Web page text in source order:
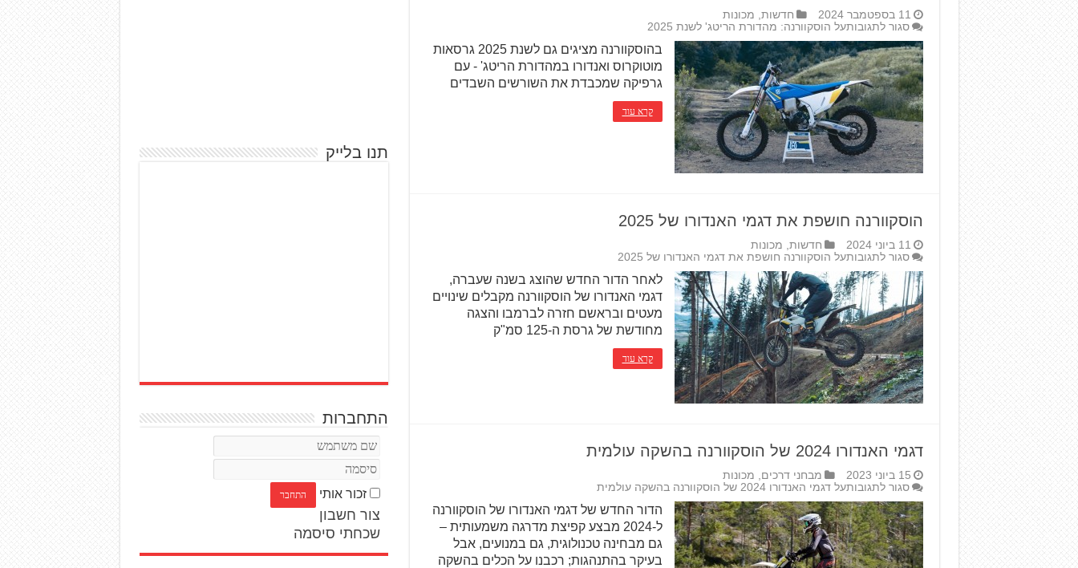
11 בספטמבר 2024 חדשות, מכונות
סגור לתגובותעל הוסקוורנה: מהדורת הריטג' לשנת 2025
בהוסקוורנה מציגים גם לשנת 2025 גרסאות
מוטוקרוס ואנדורו במהדורת הריטג' - עם
גרפיקה שמכבדת את השורשים השבדים
קרא עוד
הוסקוורנה חושפת את דגמי האנדורו של 2025
11 ביוני 2024 חדשות, מכונות
סגור לתגובותעל הוסקוורנה חושפת את דגמי האנדורו של 2025
לאחר הדור החדש שהוצג בשנה שעברה,
דגמי האנדורו של הוסקוורנה מקבלים שינויים
מעטים ובראשם חזרה לברמבו והצגה
מחודשת של גרסת ה-125 סמ"ק
קרא עוד
דגמי האנדורו 2024 של הוסקוורנה בהשקה עולמית
15 ביוני 2023 מבחני דרכים, מכונות
סגור לתגובותעל דגמי האנדורו 2024 של הוסקוורנה בהשקה עולמית
הדור החדש של דגמי האנדורו של הוסקוורנה
ל-2024 מבצע קפיצת מדרגה משמעותית –
גם מבחינה טכנולוגית, גם במנועים, אבל
בעיקר בהתנהגות; רכבנו על הכלים בהשקה
תנו בלייק
התחברות
זכור אותי
צור חשבון
שכחתי סיסמה